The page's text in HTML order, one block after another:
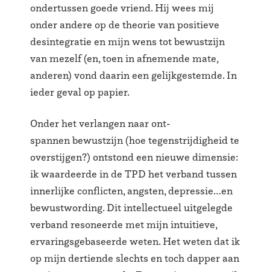
ondertussen goede vriend. Hij wees mij
onder andere op de theorie van positieve
desintegratie en mijn wens tot bewustzijn
van mezelf (en, toen in afnemende mate,
anderen) vond daarin een gelijkgestemde. In
ieder geval op papier.
Onder het verlangen naar ont-
spannen bewustzijn (hoe tegenstrijdigheid te
overstijgen?) ontstond een nieuwe dimensie:
ik waardeerde in de TPD het verband tussen
innerlijke conflicten, angsten, depressie…en
bewustwording. Dit intellectueel uitgelegde
verband resoneerde met mijn intuitieve,
ervaringsgebaseerde weten. Het weten dat ik
op mijn dertiende slechts en toch dapper aan